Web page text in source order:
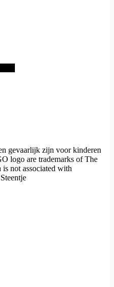
gevaarlijk zijn voor kinderen
logo are trademarks of The
not associated with